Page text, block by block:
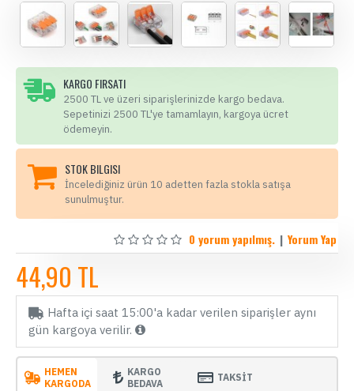
KARGO FIRSATI
2500 TL ve üzeri siparişlerinizde kargo bedava.
Sepetinizi 2500 TL'ye tamamlayın, kargoya ücret
ödemeyin.
STOK BILGISI
İncelediğiniz ürün 10 adetten fazla stokla satışa
sunulmuştur.
0 yorum yapılmış. | Yorum Yap
44,90 TL
Hafta içi saat 15:00'a kadar verilen siparişler aynı
gün kargoya verilir.
HEMEN
KARGODA
KARGO
BEDAVA
TAKSİT